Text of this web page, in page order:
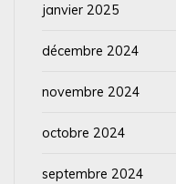
janvier 2025
décembre 2024
novembre 2024
octobre 2024
septembre 2024